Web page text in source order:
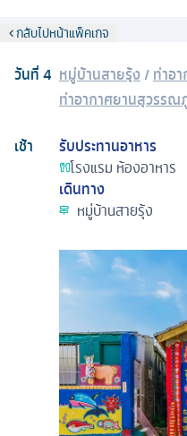
กลับไปหน้าแพ็คเกจ
วันที่4 หมู่บ้านสายรุ้ง/ท่าอ
ท่าอากาศยานสุวรรณ
เช้า
รับประทานอาหาร
โรงแรม ห้องอาหาร
เดินทาง
หมู่บ้านสายรุ้ง